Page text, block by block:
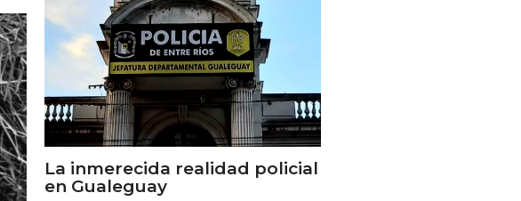
La inmerecida realidad policial
en Gualeguay